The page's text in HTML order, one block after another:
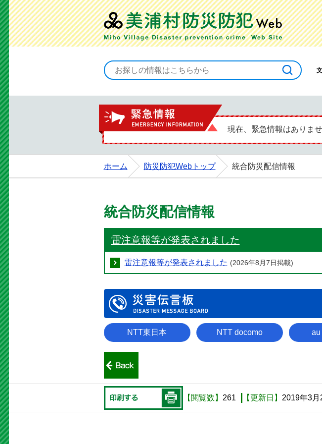
現在、緊急情報はありま
ホーム 防災防犯Webトップ 統合防災配信情報
統合防災配信情報
雷注意報等が発表されました
雷注意報等が発表されました (2026年8月7日掲載)
NTT東日本 NTT docomo au
印刷する
【閲覧数】 261 【更新日】 2019年3月